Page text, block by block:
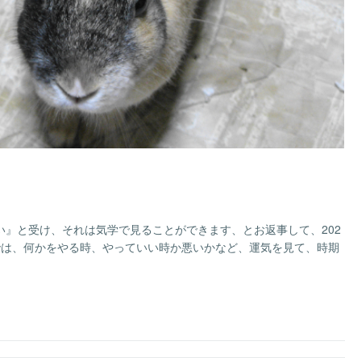
と受け、それは気学で見ることができます、とお返事して、202
、何かをやる時、やっていい時か悪いかなど、運気を見て、時期